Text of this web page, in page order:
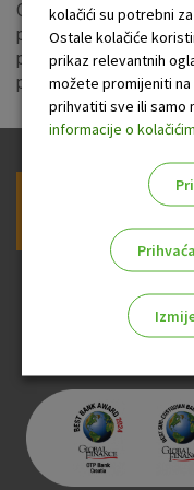
Obavještavamo naše
prekoračenja, da će od
prešutnog
prekoračenje. Više
Prijava na
kolačići su potrebni
Ostale kolačiće
prikaz relevantnih
možete promijeniti
prihvatiti sve ili samo
informacije o